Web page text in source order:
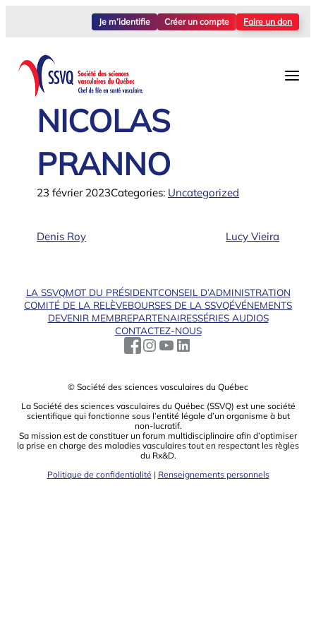
Je m’identifie Créer un compte Faire un don
NICOLAS
PRANNO
23 février 2023Categories: Uncategorized
Denis Roy Lucy Vieira
LA SSVQMOT DU PRÉSIDENTCONSEIL D’ADMINISTRATION
COMITÉ DE LA RELÈVEBOURSES DE LA SSVQÉVÉNEMENTS
DEVENIR MEMBREPARTENAIRESSÉRIES AUDIOS
CONTACTEZ-NOUS
© Société des sciences vasculaires du Québec
La Société des sciences vasculaires du Québec (SSVQ) est une société
scientiﬁque qui fonctionne sous l’entité légale d’un organisme à but
non-lucratif.
Sa mission est de constituer un forum multidisciplinaire aﬁn d’optimiser
la prise en charge des maladies vasculaires tout en respectant les règles
du Rx&D.
Politique de confidentialité | Renseignements personnels